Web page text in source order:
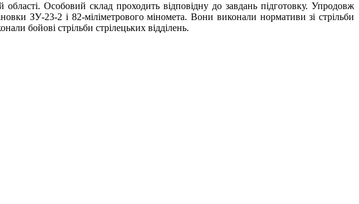
Особовий склад проходить відповідну до завдань підготовку. Упродовж
ЗУ-23-2 і 82-міліметрового міномета. Вони виконали нормативи зі стрільби
бойові стрільби стрілецьких відділень.